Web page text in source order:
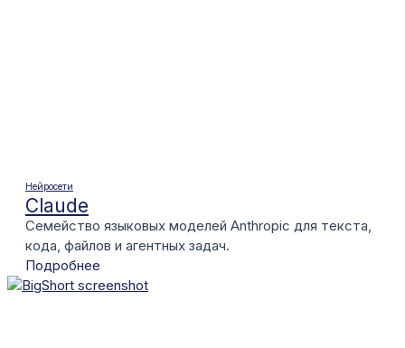
Нейросети
Claude
Семейство языковых моделей Anthropic для текста,
кода, файлов и агентных задач.
Подробнее